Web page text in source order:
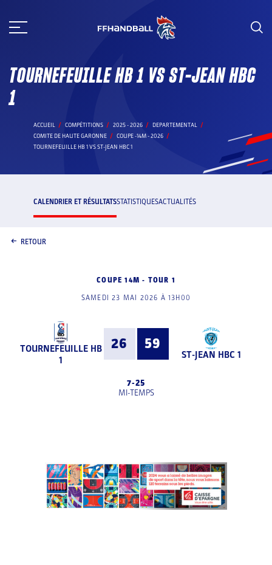
au
TOURNEFEUILLE HB 1 VS ST-JEAN HBC
1
ACCUEIL COMPÉTITIONS 2025 - 2026
DEPARTEMENTAL
COMITE DE HAUTE GARONNE
COUPE -14M - 2026
TOURNEFEUILLE HB 1 VS ST-JEAN HBC 1
CALENDRIER ET RÉSULTATSSTATISTIQUESACTUALITÉS
RETOUR
COUPE 14M - TOUR 1
SAMEDI 23 MAI 2026 À 13H00
TOURNEFEUILLE HB
1
26 59
ST-JEAN HBC 1
7-25
MI-TEMPS